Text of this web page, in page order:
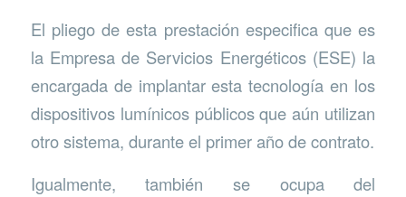
El pliego de esta prestación especifica que es
la Empresa de Servicios Energéticos (ESE) la
encargada de implantar esta tecnología en los
dispositivos lumínicos públicos que aún utilizan
otro sistema, durante el primer año de contrato.
Igualmente, también se ocupa del